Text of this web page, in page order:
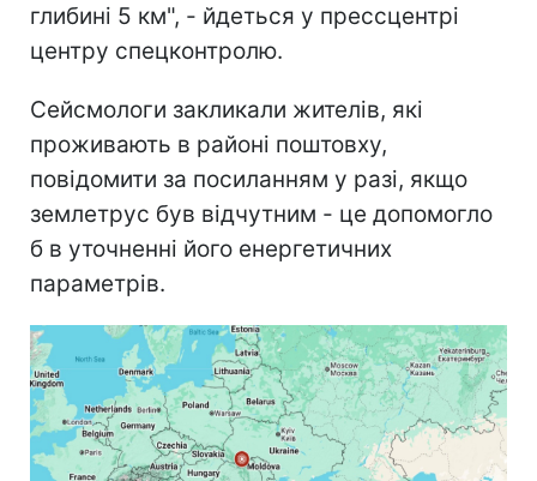
глибині 5 км", - йдеться у прессцентрі
центру спецконтролю.
Сейсмологи закликали жителів, які
проживають в районі поштовху,
повідомити за посиланням у разі, якщо
землетрус був відчутним - це допомогло
б в уточненні його енергетичних
параметрів.